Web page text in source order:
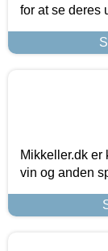
for at se deres
Mikkeller.dk
vin og anden